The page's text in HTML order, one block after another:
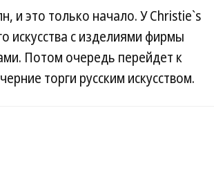
и это только начало. У Christie`s
искусства с изделиями фирмы
Потом очередь перейдет к
торги русским искусством.